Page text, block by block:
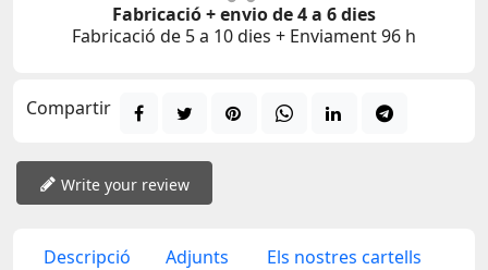
Fabricació + envio de 4 a 6 dies
Fabricació de 5 a 10 dies + Enviament 96 h
Compartir
Write your review
Descripció Adjunts Els nostres cartells